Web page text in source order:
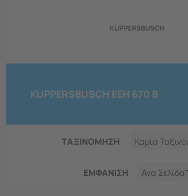
KUPPERSBUSCH EEH 670 B
ΤΑΞΙΝΟΜΗΣΗ Καμία
ΕΜΦΑNΙΣΗ Ανα Σελίδα